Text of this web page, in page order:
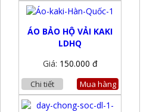
ÁO BẢO HỘ VẢI KAKI
LDHQ
Giá: 150.000 đ
Chi tiết Mua hàng